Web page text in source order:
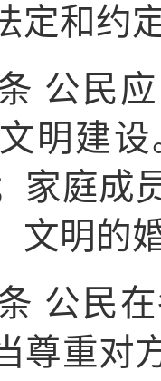
定和约
公民
明建
家庭成
文明的
公民
尊重对